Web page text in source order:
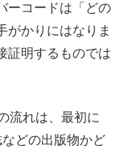
ーコードは「どの
がかりにはなりま
証明するものでは
流れは、最初に
どの出版物かど